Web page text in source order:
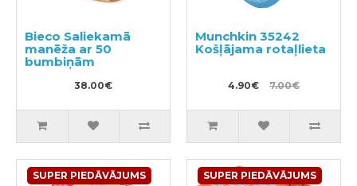
Bieco Saliekamā
manēža ar 50
bumbiņām
38.00€
Munchkin 35242
Košļājama rotaļlieta
4.90€ 7.00€
SUPER PIEDĀVĀJUMS SUPER PIEDĀVĀJUMS